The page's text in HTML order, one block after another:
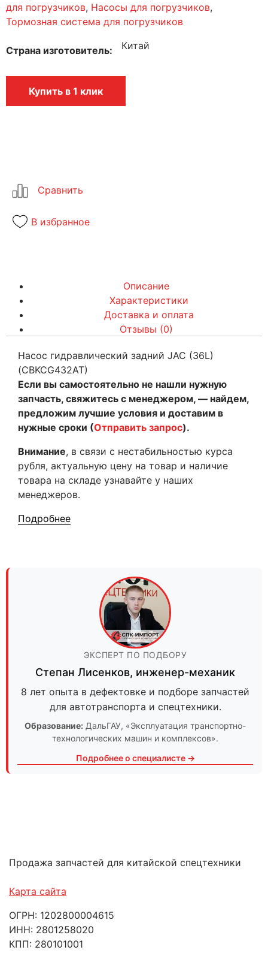
для погрузчиков, Насосы для погрузчиков,
Тормозная система для погрузчиков
Страна изготовитель Китай
Купить в 1 клик
В избранное
Описание
Характеристики
Доставка и оплата
Отзывы (0)
Насос гидравлический задний JAC (36L)
(CBKCG432AT)
Если вы самостоятельно не нашли нужную
запчасть, свяжитесь с менеджером, — найдем,
предложим лучшие условия и доставим в
нужные сроки (Отправить запрос).
Внимание, в связи с нестабильностью курса
рубля, актуальную цену на товар и наличие
товара на складе узнавайте у наших
менеджеров.
Подробнее
ЭКСПЕРТ ПО ПОДБОРУ
Степан Лисенков, инженер-механик
8 лет опыта в дефектовке и подборе запчастей
для автотранспорта и спецтехники.
Образование: ДальГАУ, «Эксплуатация транспортно-
технологических машин и комплексов».
Подробнее о специалисте →
Продажа запчастей для китайской спецтехники
Карта сайта
ОГРН: 1202800004615
ИНН: 2801258020
КПП: 280101001